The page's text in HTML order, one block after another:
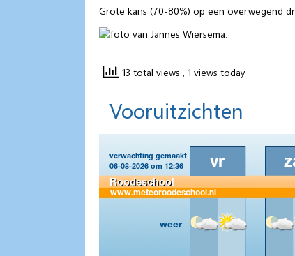
Grote kans (70-80%) op een overwegend
13 total views , 1 views today
Vooruitzichten